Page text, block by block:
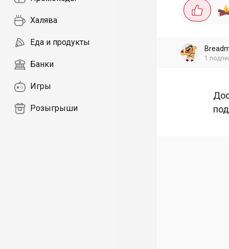
Халява
Еда и продукты
Банки
Игры
Розыгрыши
1